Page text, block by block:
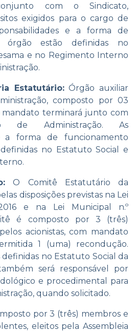
com o Sindicato,
exigidos para o cargo de
e a forma de
órgão estão definidas no
e no Regimento Interno
Estatutário:Órgão auxiliar
composto por 03
terminará junto com
Administração. As
a forma de funcionamento
no Estatuto Social e
O Comitê Estatutário da
disposições previstas na Lei
e na Lei Municipal n.º
é composto por 3 (três)
acionistas, com mandato
1 (uma) recondução.
no Estatuto Social da
será responsável por
e procedimental para
quando solicitado.
por 3 (três) membros e
eleitos pela Assembleia